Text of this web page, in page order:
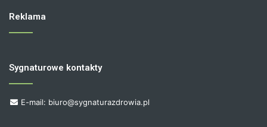
Reklama
Sygnaturowe kontakty
E-mail: biuro@sygnaturazdrowia.pl